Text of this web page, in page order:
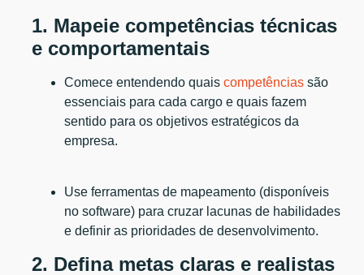
1. Mapeie competências técnicas
e comportamentais
Comece entendendo quaiscompetências são
essenciais para cada cargo e quais fazem
sentido para os objetivos estratégicos da
empresa.
Use ferramentas de mapeamento (disponíveis
no software) para cruzar lacunas de habilidades
e definir as prioridades de desenvolvimento.
2. Defina metas claras e realistas